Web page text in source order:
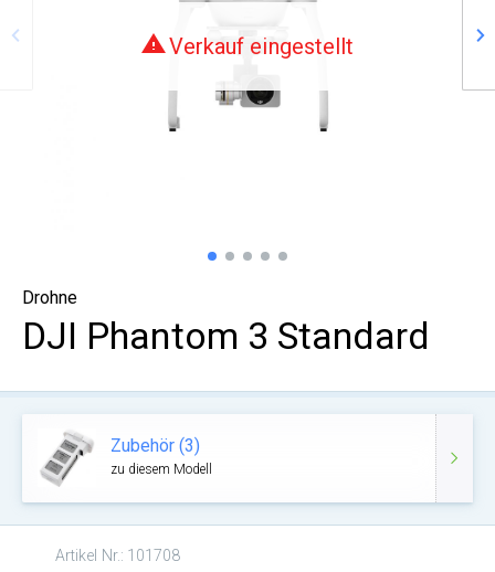
Verkauf eingestellt
Drohne
DJI Phantom 3 Standard
Zubehör (3)
zu diesem Modell
Artikel Nr.: 101708